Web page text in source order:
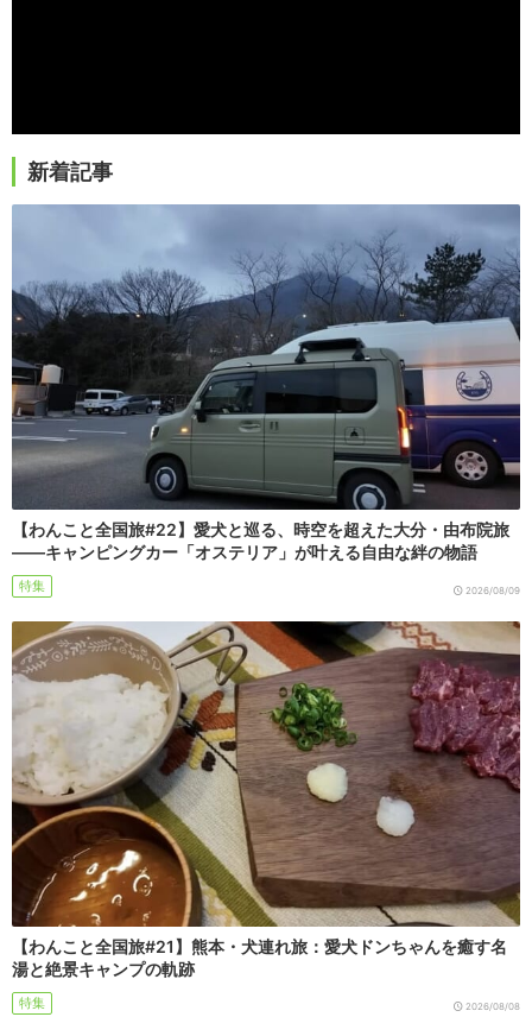
新着記事
【わんこと全国旅#22】愛犬と巡る、時空を超えた大分・由布院旅
――キャンピングカー「オステリア」が叶える自由な絆の物語
特集 2026/08/09
【わんこと全国旅#21】熊本・犬連れ旅：愛犬ドンちゃんを癒す名
湯と絶景キャンプの軌跡
特集 2026/08/08